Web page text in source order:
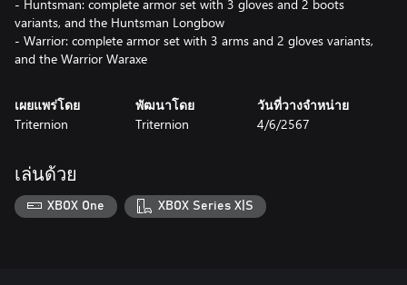
- Huntsman: complete armor set with 3 gloves and 2 boots
variants, and the Huntsman Longbow
- Warrior: complete armor set with 3 arms and 2 gloves variants,
เผยแพร่โดย
Triternion
พัฒนาโดย
Triternion
วันที่วางจำหน่าย
4/6/2567
เล่นด้วย
XBOX One XBOX Series X|S